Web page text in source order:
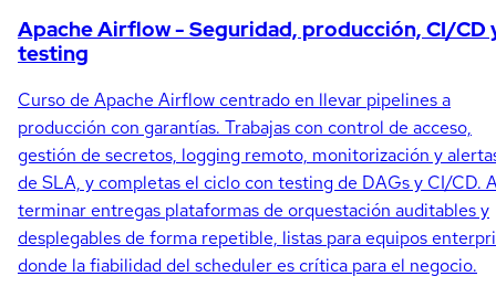
Apache Airflow - Seguridad, producción, CI/CD
testing
Curso de Apache Airflow centrado en llevar pipelines a
producción con garantías. Trabajas con control de acceso,
gestión de secretos, logging remoto, monitorización y
de SLA, y completas el ciclo con testing de DAGs y CI/CD.
terminar entregas plataformas de orquestación auditables y
desplegables de forma repetible, listas para equipos
donde la fiabilidad del scheduler es crítica para el negocio.